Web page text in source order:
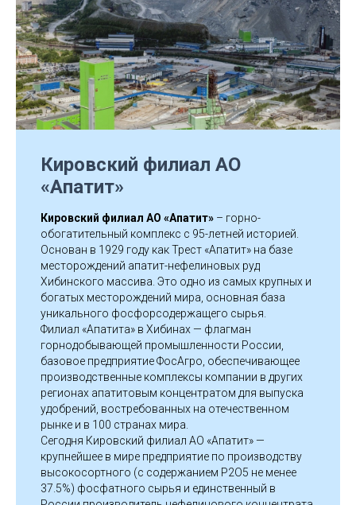
Кировский филиал АО
«Апатит»
Кировский филиал АО «Апатит» – горно-
обогатительный комплекс с 95-летней историей.
Основан в 1929 году как Трест «Апатит» на базе
месторождений апатит-нефелиновых руд
Хибинского массива. Это одно из самых крупных и
богатых месторождений мира, основная база
уникального фосфорсодержащего сырья.
Филиал «Апатита» в Хибинах — флагман
горнодобывающей промышленности России,
базовое предприятие ФосАгро, обеспечивающее
производственные комплексы компании в других
регионах апатитовым концентратом для выпуска
удобрений, востребованных на отечественном
рынке и в 100 странах мира.
Сегодня Кировский филиал АО «Апатит» —
крупнейшее в мире предприятие по производству
высокосортного (с содержанием P2O5 не менее
37.5%) фосфатного сырья и единственный в